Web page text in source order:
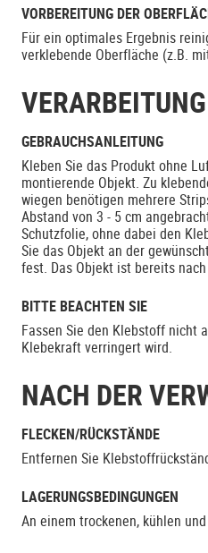
VORBEREITUNG DER
Für ein optimales Ergebnis
verklebende Oberfläche (z.B.
VERARBEITUNG
GEBRAUCHSANLEITUNG
Kleben Sie das Produkt ohne
montierende Objekt. Zu
wiegen benötigen mehrere
Abstand von 3 - 5 cm
Schutzfolie, ohne dabei den
Sie das Objekt an der
fest. Das Objekt ist bereits
BITTE BEACHTEN SIE
Fassen Sie den Klebstoff nicht
Klebekraft verringert wird.
NACH DER
FLECKEN/RÜCKSTÄNDE
Entfernen Sie
LAGERUNGSBEDINGUNGEN
An einem trockenen, kühlen